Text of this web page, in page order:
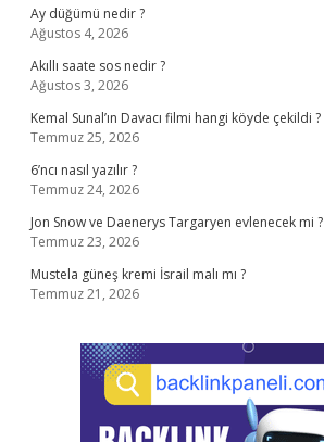
Ay düğümü nedir ?
Ağustos 4, 2026
Akıllı saate sos nedir ?
Ağustos 3, 2026
Kemal Sunal’ın Davacı filmi hangi köyde çekildi ?
Temmuz 25, 2026
6’ncı nasıl yazılır ?
Temmuz 24, 2026
Jon Snow ve Daenerys Targaryen evlenecek mi ?
Temmuz 23, 2026
Mustela güneş kremi İsrail malı mı ?
Temmuz 21, 2026